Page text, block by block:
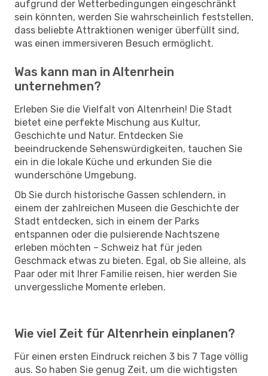
aufgrund der Wetterbedingungen eingeschränkt
sein könnten, werden Sie wahrscheinlich feststellen,
dass beliebte Attraktionen weniger überfüllt sind,
was einen immersiveren Besuch ermöglicht.
Was kann man in Altenrhein
unternehmen?
Erleben Sie die Vielfalt von Altenrhein! Die Stadt
bietet eine perfekte Mischung aus Kultur,
Geschichte und Natur. Entdecken Sie
beeindruckende Sehenswürdigkeiten, tauchen Sie
ein in die lokale Küche und erkunden Sie die
wunderschöne Umgebung.
Ob Sie durch historische Gassen schlendern, in
einem der zahlreichen Museen die Geschichte der
Stadt entdecken, sich in einem der Parks
entspannen oder die pulsierende Nachtszene
erleben möchten – Schweiz hat für jeden
Geschmack etwas zu bieten. Egal, ob Sie alleine, als
Paar oder mit Ihrer Familie reisen, hier werden Sie
unvergessliche Momente erleben.
Wie viel Zeit für Altenrhein einplanen?
Für einen ersten Eindruck reichen 3 bis 7 Tage völlig
aus. So haben Sie genug Zeit, um die wichtigsten